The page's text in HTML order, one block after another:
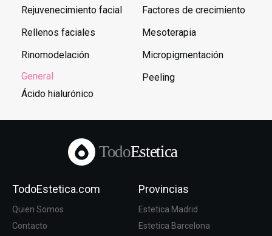
Rejuvenecimiento facial
Rellenos faciales
Rinomodelación
General
Ácido hialurónico
Factores de crecimiento
Mesoterapia
Micropigmentación
Peeling
TodoEstetica
TodoEstetica.com
Quien Somos
Contacto
Provincias
Estetica Madrid
Estetica Barcelona